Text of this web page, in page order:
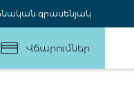
գրասենյակ
Վճարումներ